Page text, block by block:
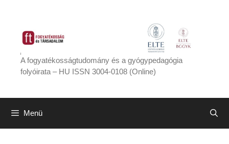
tartalomba
A fogyatékosságtudomány és a gyógypedagógia
folyóirata – HU ISSN 3004-0108 (Online)
Menü